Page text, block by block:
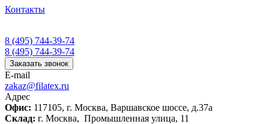
Контакты
8 (495) 744-39-74
8 (495) 744-39-74
Заказать звонок
E-mail
zakaz@filatex.ru
Адрес
Офис: 117105, г. Москва, Варшавское шоссе, д.37а
Склад: г. Москва, Промышленная улица, 11